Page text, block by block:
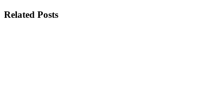
Related Posts